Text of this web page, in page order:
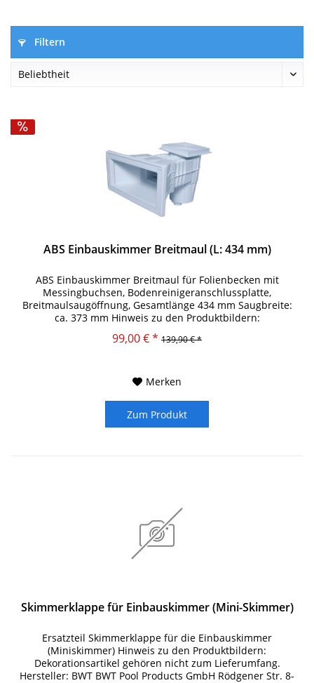
Filtern
ABS Einbauskimmer Breitmaul (L: 434 mm)
ABS Einbauskimmer Breitmaul für Folienbecken mit
Messingbuchsen, Bodenreinigeranschlussplatte,
Breitmaulsaugöffnung, Gesamtlänge 434 mm Saugbreite:
ca. 373 mm Hinweis zu den Produktbildern:
Dekorationsartikel gehören nicht zum...
99,00 € * 139,90 € *
Merken
Zum Produkt
Skimmerklappe für Einbauskimmer (Mini-Skimmer)
Ersatzteil Skimmerklappe für die Einbauskimmer
(Miniskimmer) Hinweis zu den Produktbildern:
Dekorationsartikel gehören nicht zum Lieferumfang.
Hersteller: BWT BWT Pool Products GmbH Rödgener Str. 8-